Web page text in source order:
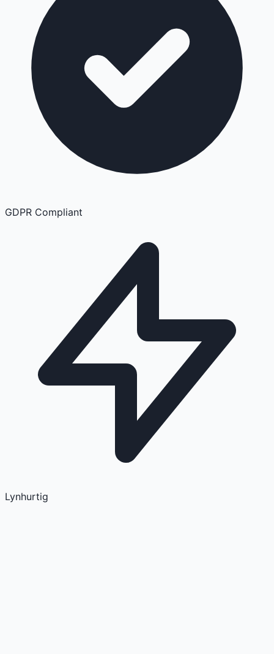
GDPR Compliant
Lynhurtig